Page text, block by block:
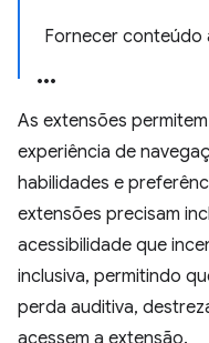
Fornecer conteúdo
As extensões
experiência de
habilidades e
extensões precisam
acessibilidade que
inclusiva, permitindo
perda auditiva,
acessem a extensão.